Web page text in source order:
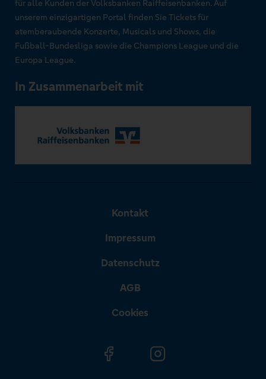
für alle Kunden der Volksbanken Raiffeisenbanken. Auf
unserem einzigartigen Portal finden Sie Tickets für
atemberaubende Konzerte, Musicals und Shows, die
Fußball-Bundesliga sowie die Champions League und die
Europa League.
In Zusammenarbeit mit
Kontakt
Impressum
Datenschutz
AGB
Cookies